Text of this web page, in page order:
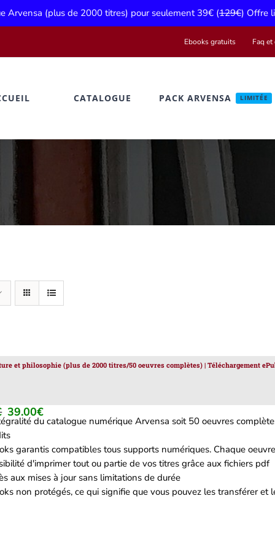
Arvensa (plus de 2000 titres) pour seulement 39€ (129€) Offre
Ebooks gratuits Faq
CATALOGUE PACK ARVENSA LIMITÉE
et philosophie (plus de 2000 titres/50 oeuvres complètes) | Téléchargement
Le
prix
initial
était :
129.00€.
39.00€Le
prix
est :
39.00€.
du catalogue numérique Arvensa soit 50 oeuvres
garantis compatibles tous supports numériques. Chaque
d'imprimer tout ou partie de vos titres grâce aux fichiers pdf
aux mises à jour sans limitations de durée
non protégés, ce qui signifie que vous pouvez les transférer et